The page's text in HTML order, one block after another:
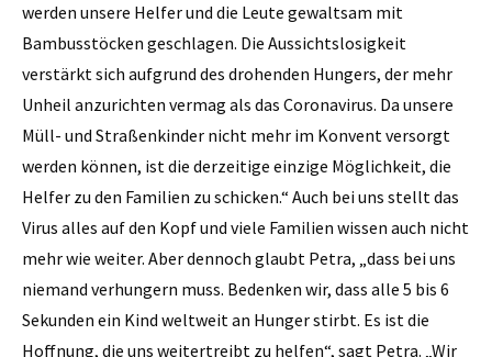
werden unsere Helfer und die Leute gewaltsam mit
Bambusstöcken geschlagen. Die Aussichtslosigkeit
verstärkt sich aufgrund des drohenden Hungers, der mehr
Unheil anzurichten vermag als das Coronavirus. Da unsere
Müll- und Straßenkinder nicht mehr im Konvent versorgt
werden können, ist die derzeitige einzige Möglichkeit, die
Helfer zu den Familien zu schicken.“ Auch bei uns stellt das
Virus alles auf den Kopf und viele Familien wissen auch nicht
mehr wie weiter. Aber dennoch glaubt Petra, „dass bei uns
niemand verhungern muss. Bedenken wir, dass alle 5 bis 6
Sekunden ein Kind weltweit an Hunger stirbt. Es ist die
Hoffnung, die uns weitertreibt zu helfen“, sagt Petra. „Wir